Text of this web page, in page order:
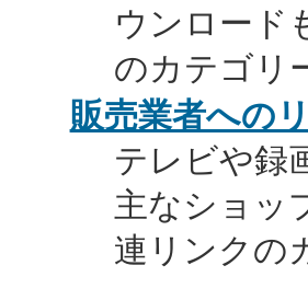
ウンロード
のカテゴリ
販売業者への
テレビや録
主なショッ
連リンクの